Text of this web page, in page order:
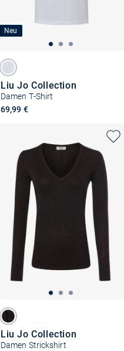
Neu
Liu Jo Collection
Damen T-Shirt
69,99 €
Liu Jo Collection
Damen Strickshirt